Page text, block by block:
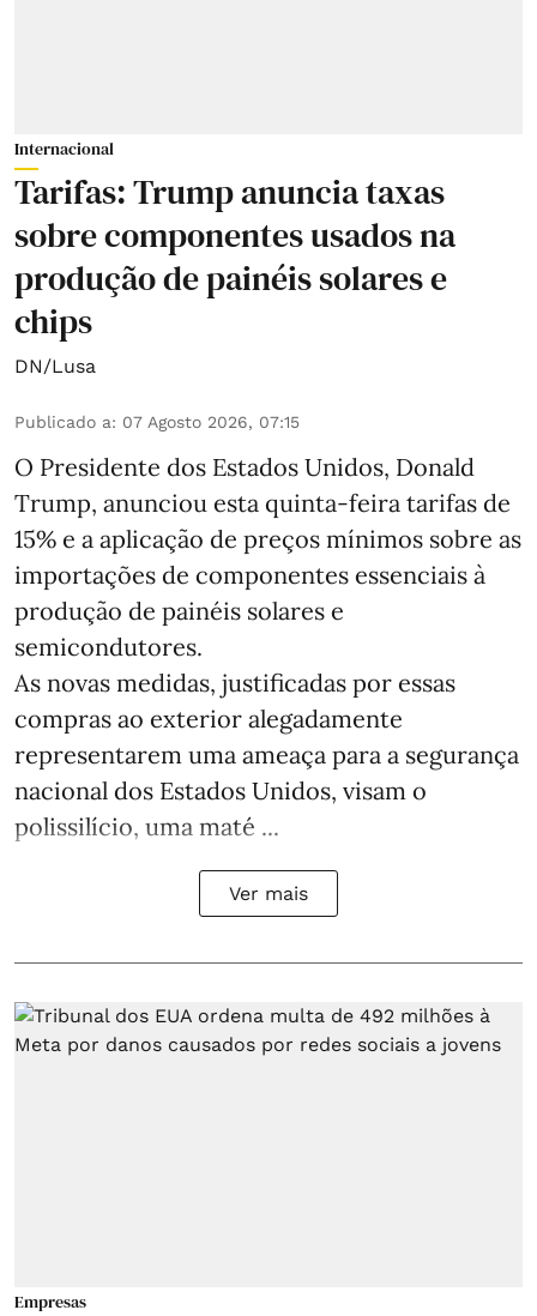
Internacional
Tarifas: Trump anuncia taxas
sobre componentes usados na
produção de painéis solares e
chips
DN/Lusa
Publicado a: 07 Agosto 2026, 07:15
O Presidente dos Estados Unidos, Donald
Trump, anunciou esta quinta-feira tarifas de
15% e a aplicação de preços mínimos sobre as
importações de componentes essenciais à
produção de painéis solares e
semicondutores.
As novas medidas, justificadas por essas
compras ao exterior alegadamente
representarem uma ameaça para a segurança
nacional dos Estados Unidos, visam o
polissilício, uma maté ...
Ver mais
Empresas